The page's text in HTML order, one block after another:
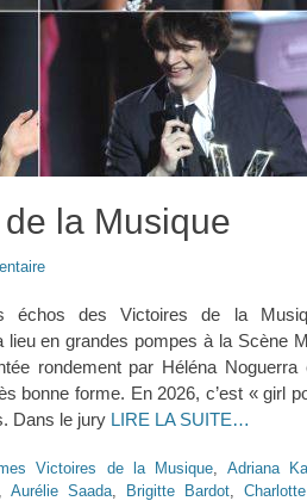
la Musique
échos des Victoires de la
lieu en grandes pompes à la Scène
rondement par Héléna Noguerra
bonne forme. En 2026, c’est « girl
Dans le jury LIRE LA SUITE…
Victoires de la Musique, Adriana
, Aurélie Saada, Brigitte Bardot,